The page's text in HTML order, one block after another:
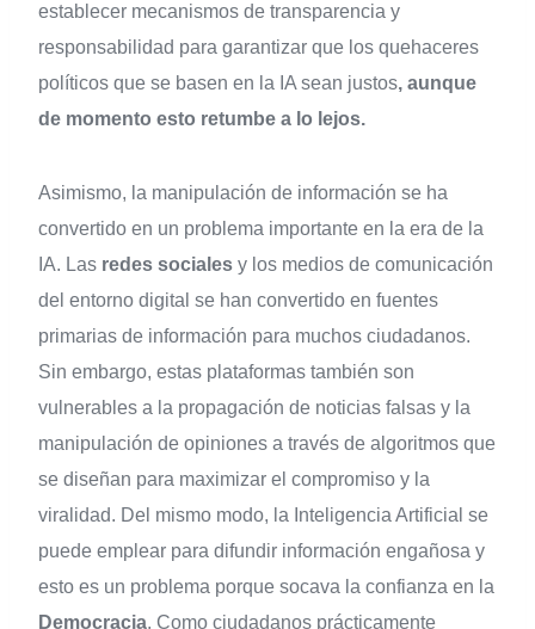
establecer mecanismos de transparencia y
responsabilidad para garantizar que los quehaceres
políticos que se basen en la IA sean justos, aunque
de momento esto retumbe a lo lejos.
Asimismo, la manipulación de información se ha
convertido en un problema importante en la era de la
IA. Las redes sociales y los medios de comunicación
del entorno digital se han convertido en fuentes
primarias de información para muchos ciudadanos.
Sin embargo, estas plataformas también son
vulnerables a la propagación de noticias falsas y la
manipulación de opiniones a través de algoritmos que
se diseñan para maximizar el compromiso y la
viralidad. Del mismo modo, la Inteligencia Artificial se
puede emplear para difundir información engañosa y
esto es un problema porque socava la confianza en la
Democracia. Como ciudadanos prácticamente